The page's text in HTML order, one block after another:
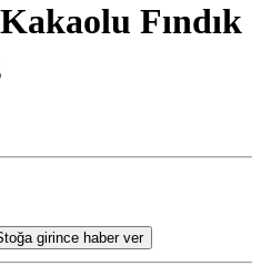
Fındık
girince haber ver